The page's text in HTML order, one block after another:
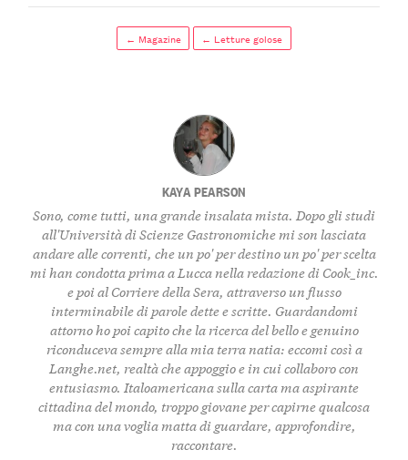
← Magazine ← Letture golose
KAYA PEARSON
Sono, come tutti, una grande insalata mista. Dopo gli studi
all'Università di Scienze Gastronomiche mi son lasciata
andare alle correnti, che un po' per destino un po' per scelta
mi han condotta prima a Lucca nella redazione di Cook_inc.
e poi al Corriere della Sera, attraverso un flusso
interminabile di parole dette e scritte. Guardandomi
attorno ho poi capito che la ricerca del bello e genuino
riconduceva sempre alla mia terra natia: eccomi così a
Langhe.net, realtà che appoggio e in cui collaboro con
entusiasmo. Italoamericana sulla carta ma aspirante
cittadina del mondo, troppo giovane per capirne qualcosa
ma con una voglia matta di guardare, approfondire,
raccontare.